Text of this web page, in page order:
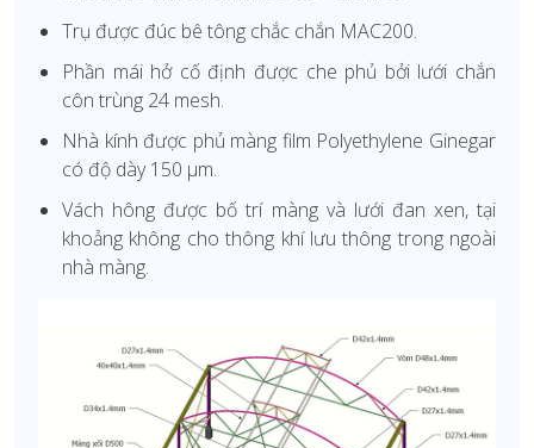
Trụ được đúc bê tông chắc chắn MAC200.
Phần mái hở cố định được che phủ bởi lưới chắn
côn trùng 24 mesh.
Nhà kính được phủ màng film Polyethylene Ginegar
có độ dày 150 µm.
Vách hông được bố trí màng và lưới đan xen, tại
khoảng không cho thông khí lưu thông trong ngoài
nhà màng.